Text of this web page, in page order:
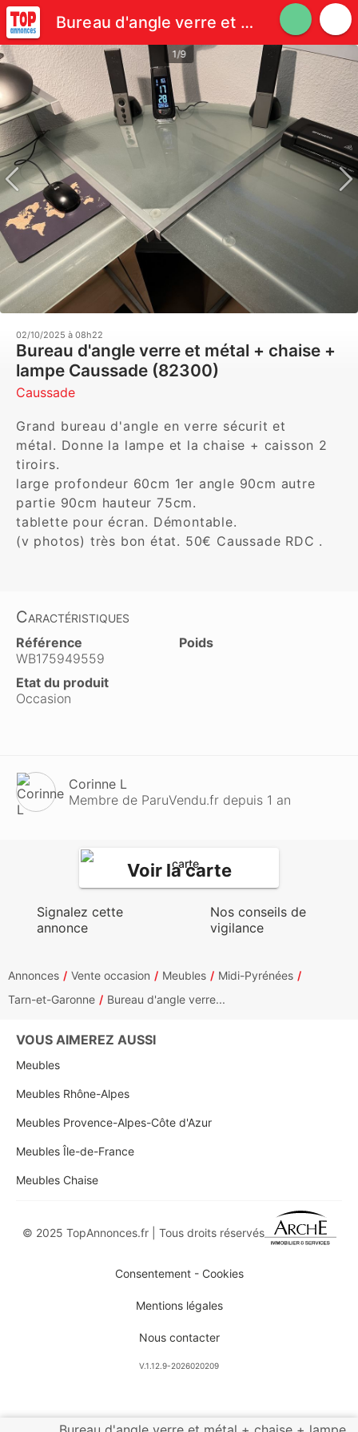
Bureau d'angle verre et métal + chaise + lampe
1/9
02/10/2025 à 08h22
Bureau d'angle verre et métal + chaise +
lampe Caussade (82300)
Caussade
Grand bureau d'angle en verre sécurit et
métal. Donne la lampe et la chaise + caisson 2
tiroirs.
large profondeur 60cm 1er angle 90cm autre
partie 90cm hauteur 75cm.
tablette pour écran. Démontable.
(v photos) très bon état. 50€ Caussade RDC .
Caractéristiques
Référence
WB175949559
Poids
Etat du produit
Occasion
Corinne L
Membre de ParuVendu.fr depuis 1 an
Voir la carte
Signalez cette
annonce
Nos conseils de
vigilance
Annonces Vente occasion Meubles
Midi-Pyrénées
Tarn-et-Garonne
Bureau d'angle verre...
VOUS AIMEREZ AUSSI
Meubles
Meubles Rhône-Alpes
Meubles Provence-Alpes-Côte d'Azur
Meubles Île-de-France
Meubles Chaise
© 2025 TopAnnonces.fr | Tous droits réservés
Consentement - Cookies
Mentions légales
Nous contacter
V.1.12.9-2026020209